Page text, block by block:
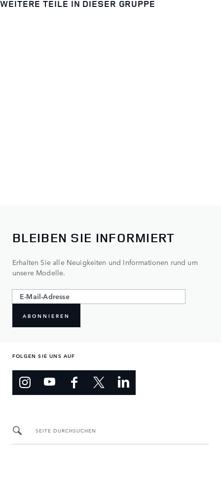
WEITERE TEILE IN DIESER GRUPPE
BLEIBEN SIE INFORMIERT
Erhalten Sie alle Neuigkeiten und Informationen rund um
unsere Modelle.
ABONNIEREN
FOLGEN SIE UNS AUF
SEITE DURCHSUCHEN